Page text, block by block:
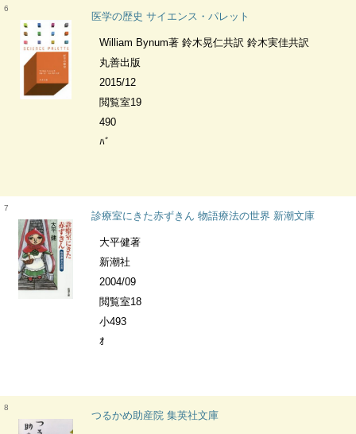
6
医学の歴史 サイエンス・パレット
William Bynum著 鈴木晃仁共訳 鈴木実佳共訳
丸善出版
2015/12
閲覧室19
490
ﾊﾞ
7
診療室にきた赤ずきん 物語療法の世界 新潮文庫
大平健著
新潮社
2004/09
閲覧室18
小493
ｵ
8
つるかめ助産院 集英社文庫